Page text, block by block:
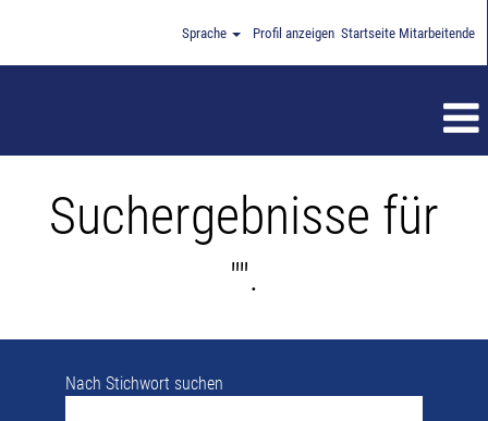
Sprache Profil anzeigen Startseite Mitarbeitende
Suchergebnisse für
"".
Nach Stichwort suchen